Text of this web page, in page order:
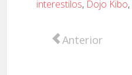
interestilos, Dojo Kibo,
Artículo
Anterior